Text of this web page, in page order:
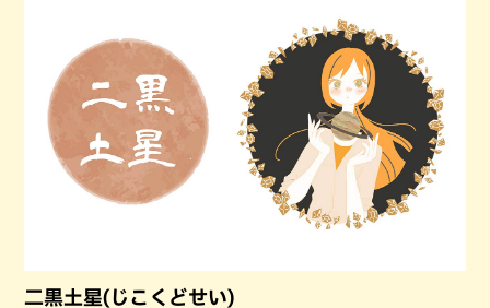
二黒土星(じこくどせい)